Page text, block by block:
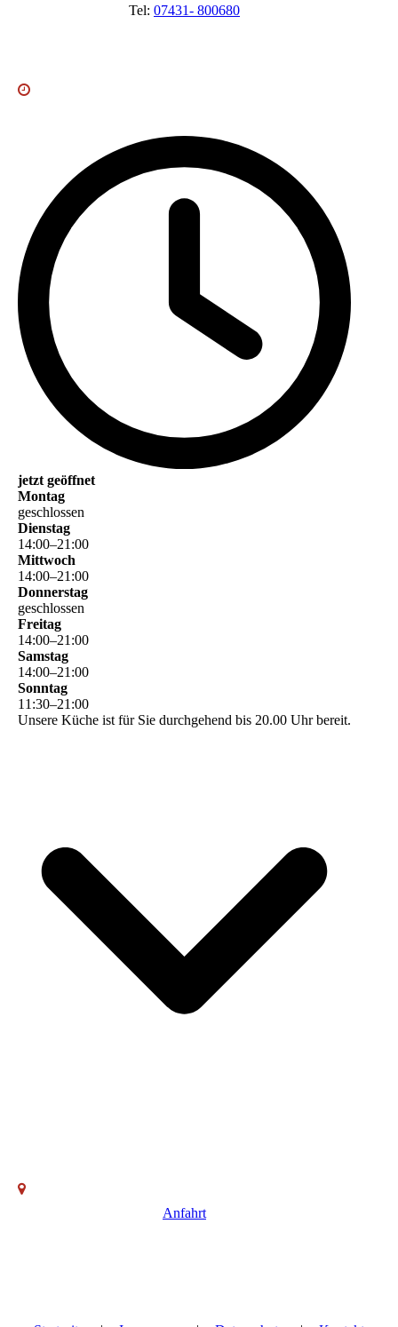
Tel: 07431- 800680
jetzt geöffnet
Montag
geschlossen
Dienstag
14:00–21:00
Mittwoch
14:00–21:00
Donnerstag
geschlossen
Freitag
14:00–21:00
Samstag
14:00–21:00
Sonntag
11:30–21:00
Unsere Küche ist für Sie durchgehend bis 20.00 Uhr bereit.
Anfahrt